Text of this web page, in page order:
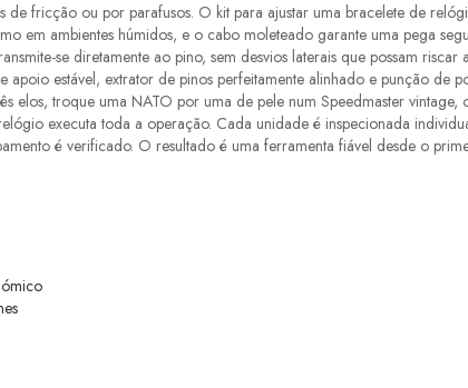
fricção ou por parafusos. O kit para ajustar uma bracelete de
em ambientes húmidos, e o cabo moleteado garante uma pega
se diretamente ao pino, sem desvios laterais que possam riscar
estável, extrator de pinos perfeitamente alinhado e punção de
elos, troque uma NATO por uma de pele num Speedmaster vintage,
executa toda a operação. Cada unidade é inspecionada
é verificado. O resultado é uma ferramenta fiável desde o